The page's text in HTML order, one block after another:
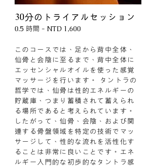
30分のトライアルセッション
0.5 時間 - NTD 1,600
このコースでは、足から背中全体、
仙骨と会陰に至るまで、背中全体に
エッセンシャルオイルを使った感覚
マッサージを行います。 タントラの
哲学では、仙骨は性的エネルギーの
貯蔵庫、つまり蓄積されて蓄えられ
る場所であると考えられています。
したがって、仙骨、会陰、および関
連する骨盤領域を特定の技術でマッ
サージして、性的な流れを活性化す
ることは非常に良いことです。エネ
ルギー入門的な初歩的なタントラ感